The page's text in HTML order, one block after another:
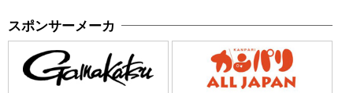
スポンサーメーカ